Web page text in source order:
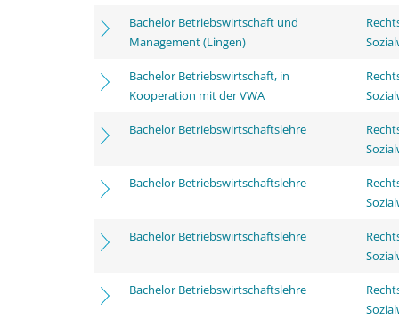
Bachelor Betriebswirtschaft und
Management (Lingen)
Bachelor Betriebswirtschaft, in
Kooperation mit der VWA
Bachelor Betriebswirtschaftslehre
Bachelor Betriebswirtschaftslehre
Bachelor Betriebswirtschaftslehre
Bachelor Betriebswirtschaftslehre